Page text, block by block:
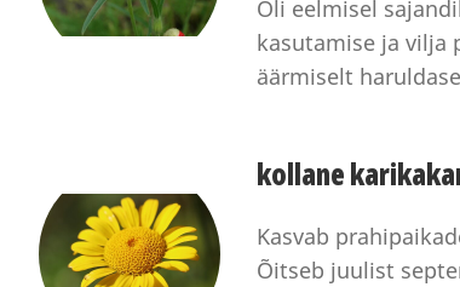
Oli eelmisel
kasutamise ja vilja
äärmiselt
kollane
Kasvab
Õitseb juulist